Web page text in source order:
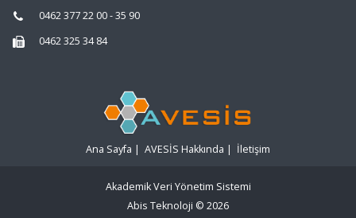
0462 377 22 00 - 35 90
0462 325 34 84
Ana Sayfa | AVESİS Hakkında | İletişim
Akademik Veri Yönetim Sistemi
Abis Teknoloji © 2026